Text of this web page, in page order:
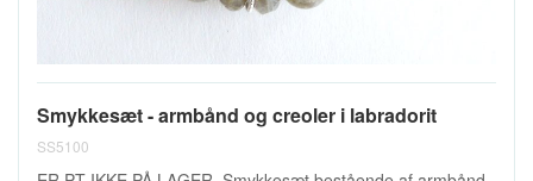
Smykkesæt - armbånd og creoler i labradorit
SS5100